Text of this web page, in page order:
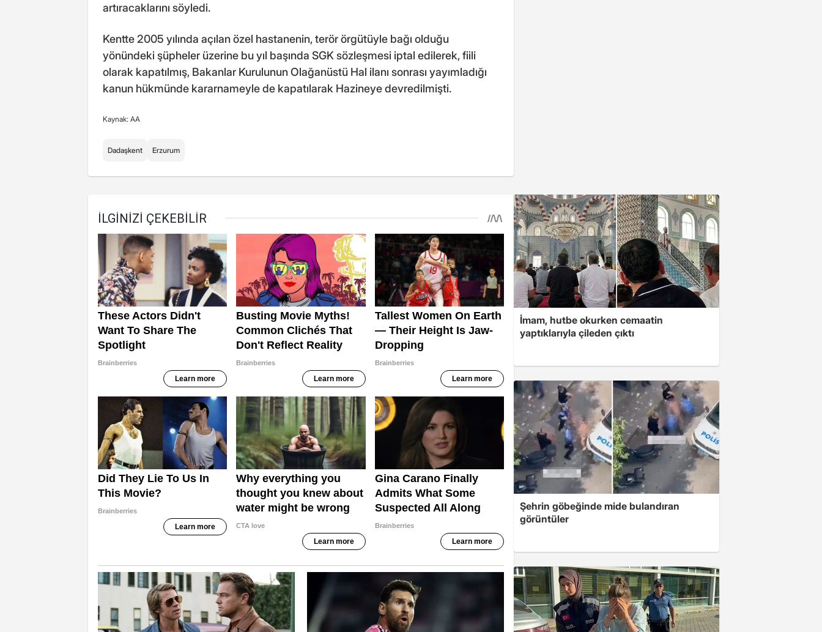
artıracaklarını söyledi.
Kentte 2005 yılında açılan özel hastanenin, terör örgütüyle bağı olduğu
yönündeki şüpheler üzerine bu yıl başında SGK sözleşmesi iptal edilerek, fiili
olarak kapatılmış, Bakanlar Kurulunun Olağanüstü Hal ilanı sonrası yayımladığı
kanun hükmünde kararnameyle de kapatılarak Hazineye devredilmişti.
Kaynak: AA
Dadaşkent Erzurum
İmam, hutbe okurken cemaatin
yaptıklarıyla çileden çıktı
Şehrin göbeğinde mide bulandıran
görüntüler